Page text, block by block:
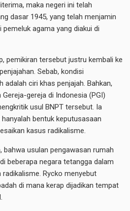
maka negeri ini telah
dasar 1945, yang telah menjamin
agama yang diakui di
pemikiran tersebut justru kembali ke
Sebab, kondisi
adalah ciri khas penjajah. Bahkan,
gereja di Indonesia (PGI)
usul BNPT tersebut. Ia
bentuk keputusasaan
kasus radikalisme.
bahwa usulan pengawasan rumah
beberapa negara tetangga dalam
Rycko menyebut
di mana kerap dijadikan tempat